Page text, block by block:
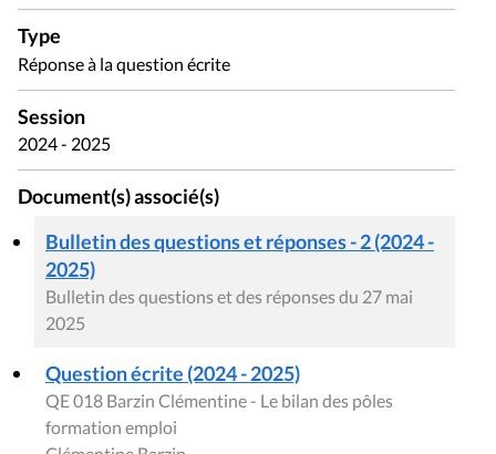
Type
Réponse à la question écrite
Session
2024 - 2025
Document(s) associé(s)
Bulletin des questions et réponses - 2 (2024 -
2025)
Bulletin des questions et des réponses du 27 mai
2025
Question écrite (2024 - 2025)
QE 018 Barzin Clémentine - Le bilan des pôles
formation emploi